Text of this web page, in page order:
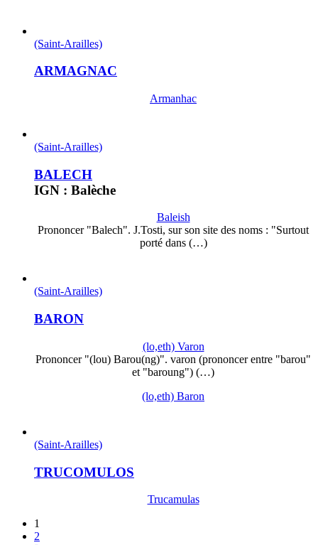
(Saint-Arailles)
ARMAGNAC
Armanhac
(Saint-Arailles)
BALECH
IGN : Balèche
Baleish
Prononcer "Balech". J.Tosti, sur son site des noms : "Surtout
porté dans (…)
(Saint-Arailles)
BARON
(lo,eth) Varon
Prononcer "(lou) Barou(ng)". varon (prononcer entre "barou"
et "baroung") (…)
(lo,eth) Baron
(Saint-Arailles)
TRUCOMULOS
Trucamulas
1
2